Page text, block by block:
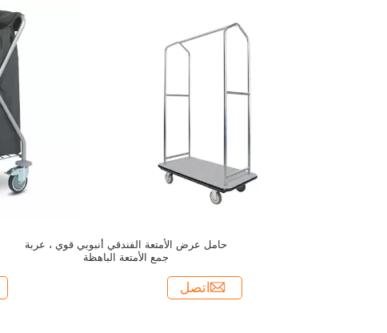
حامل عرض الأمتعة الفندقي أنبوبي قوي ، عربة
جمع الأمتعة الباهظة
اتصل